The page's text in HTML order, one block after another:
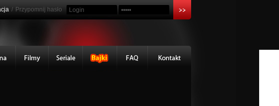
/ Przypomnij hasło